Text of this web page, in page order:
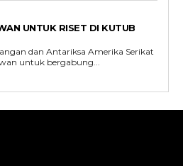
UNTUK RISET DI KUTUB
dan Antariksa Amerika Serikat
untuk bergabung...